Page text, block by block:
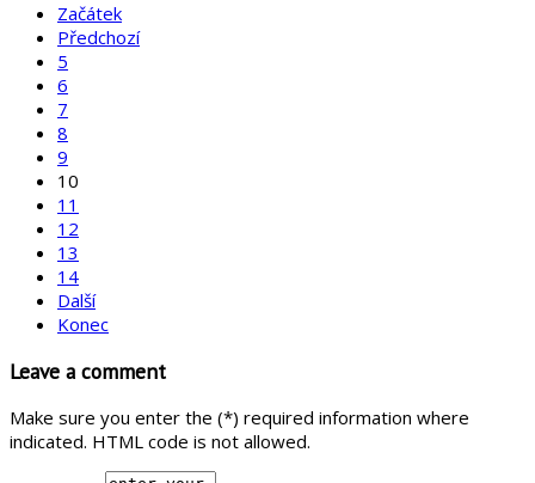
Začátek
Předchozí
5
6
7
8
9
10
11
12
13
14
Další
Konec
Leave a comment
Make sure you enter the (*) required information where
indicated. HTML code is not allowed.